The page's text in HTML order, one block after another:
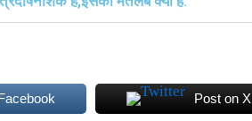
Post on X